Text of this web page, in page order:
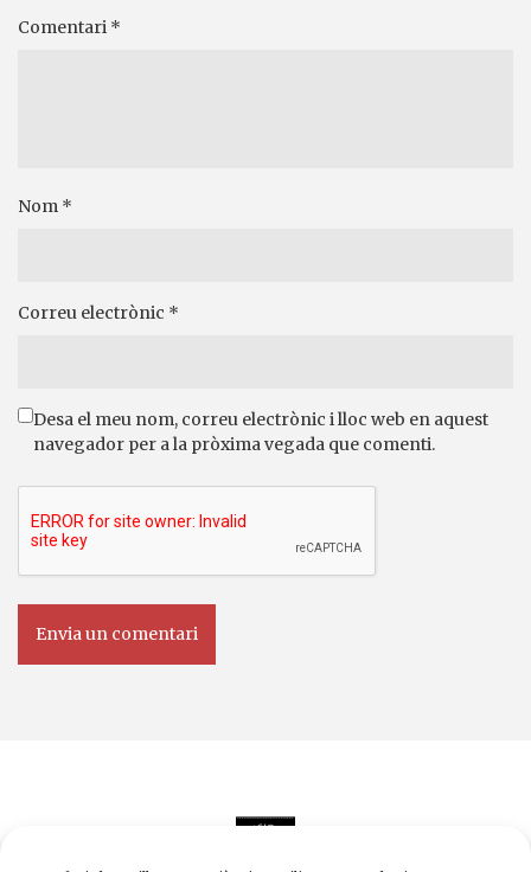
Comentari *
Nom *
Correu electrònic *
Desa el meu nom, correu electrònic i lloc web en aquest
navegador per a la pròxima vegada que comenti.